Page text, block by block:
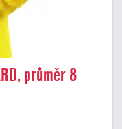
průměr 8